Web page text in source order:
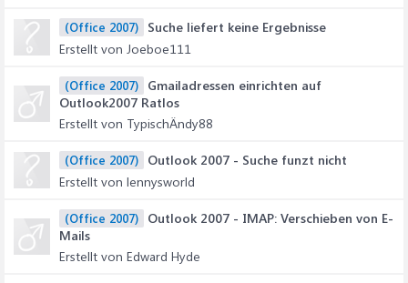
(Office 2007)
Suche liefert keine Ergebnisse
Erstellt von Joeboe111
(Office 2007)
Gmailadressen einrichten auf
Outlook2007 Ratlos
Erstellt von TypischÄndy88
(Office 2007)
Outlook 2007 - Suche funzt nicht
Erstellt von lennysworld
(Office 2007)
Outlook 2007 - IMAP: Verschieben von E-
Mails
Erstellt von Edward Hyde